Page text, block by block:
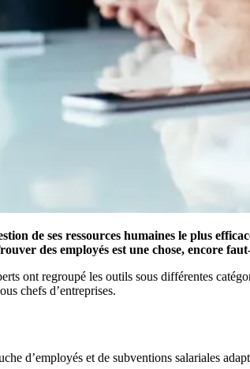
de ses ressources humaines le plus
des employés est une chose, encore
ont regroupé les outils sous différentes
chefs d’entreprises.
d’employés et de subventions salariales